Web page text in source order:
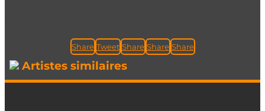
Share Tweet Share Share Share
Artistes similaires